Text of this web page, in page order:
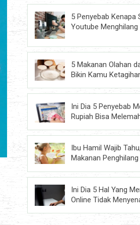
5 Penyebab Kenapa
Youtube
5 Makanan Olahan
Bikin Kamu
Ini Dia 5 Penyebab
Rupiah Bisa
Ibu Hamil Wajib
Makanan
Ini Dia 5 Hal Yang
Online Tidak